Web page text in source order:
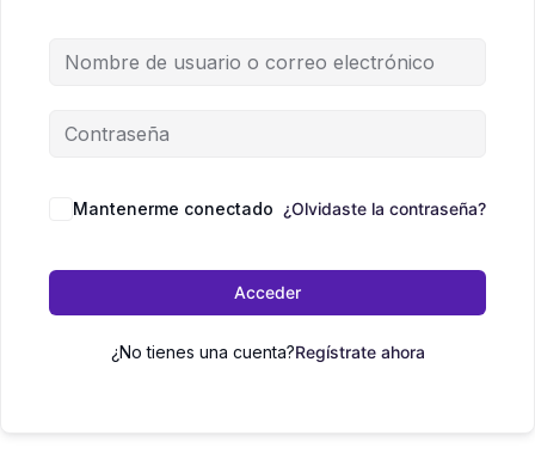
Mantenerme conectado ¿Olvidaste la contraseña?
Acceder
¿No tienes una cuenta?Regístrate ahora